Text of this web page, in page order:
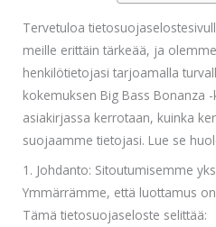
Tervetuloa
meille erittäin tärkeää, ja
henkilötietojasi tarjoamalla
kokemuksen Big Bass Bonanza
asiakirjassa kerrotaan, kuinka
suojaamme tietojasi. Lue se
1. Johdanto: Sitoutumisemme
Ymmärrämme, että luottamus
Tämä tietosuojaseloste selittää: